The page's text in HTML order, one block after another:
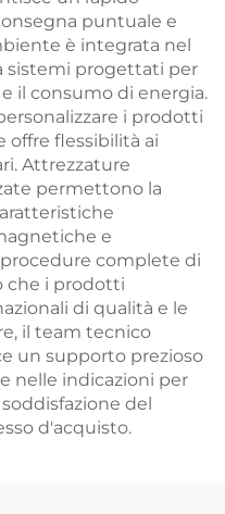
puntuale e
è integrata nel
sistemi progettati per
il consumo di energia.
i prodotti
offre flessibilità ai
Attrezzature
permettono la
e
complete di
che i prodotti
di qualità e le
il team tecnico
un supporto prezioso
nelle indicazioni per
del
d'acquisto.